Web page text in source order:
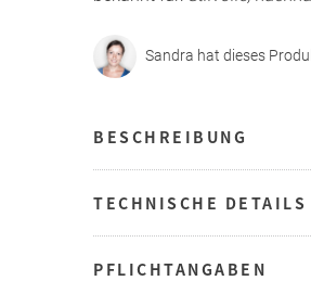
Sandra hat dieses
BESCHREIBUNG
TECHNISCHE DETAILS
PFLICHTANGABEN